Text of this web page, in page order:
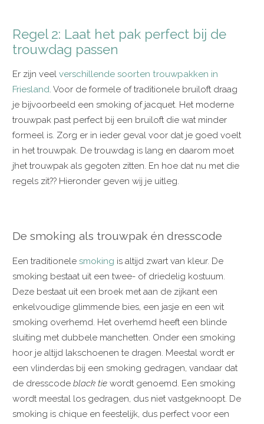
Regel 2: Laat het pak perfect bij de
trouwdag passen
Er zijn veelverschillende soorten trouwpakken in
Friesland . Voor de formele of traditionele bruiloft draag
je bijvoorbeeld een smoking of jacquet. Het moderne
trouwpak past perfect bij een bruiloft die wat minder
formeel is. Zorg er in ieder geval voor dat je goed voelt
in het trouwpak. De trouwdag is lang en daarom moet
jhet trouwpak als gegoten zitten. En hoe dat nu met die
regels zit?? Hieronder geven wij je uitleg.
De smoking als trouwpak én dresscode
Een traditionelesmoking is altijd zwart van kleur. De
smoking bestaat uit een twee- of driedelig kostuum.
Deze bestaat uit een broek met aan de zijkant een
enkelvoudige glimmende bies, een jasje en een wit
smoking overhemd. Het overhemd heeft een blinde
sluiting met dubbele manchetten. Onder een smoking
hoor je altijd lakschoenen te dragen. Meestal wordt er
een vlinderdas bij een smoking gedragen, vandaar dat
de dresscodeblack tie wordt genoemd. Een smoking
wordt meestal los gedragen, dus niet vastgeknoopt. De
smoking is chique en feestelijk, dus perfect voor een